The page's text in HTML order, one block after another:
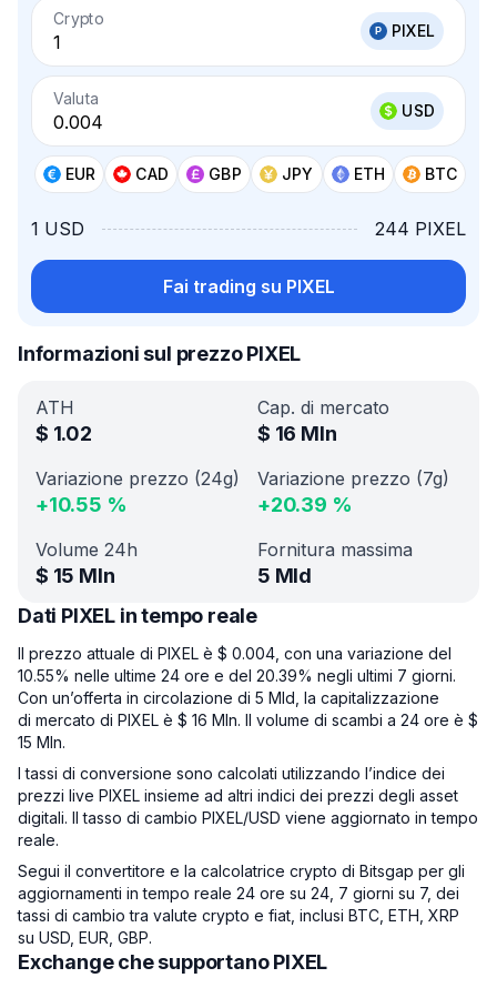
Crypto
PIXEL
Valuta
USD
EUR CAD GBP JPY ETH BTC
1 USD 244 PIXEL
Fai trading su PIXEL
Informazioni sul prezzo PIXEL
ATH
$ 1.02
Cap. di mercato
$ 16 Mln
Variazione prezzo (24g)
+10.55 %
Variazione prezzo (7g)
+20.39 %
Volume 24h
$ 15 Mln
Fornitura massima
5 Mld
Dati PIXEL in tempo reale
Il prezzo attuale di PIXEL è $ 0.004, con una variazione del
10.55% nelle ultime 24 ore e del 20.39% negli ultimi 7 giorni.
Con un’offerta in circolazione di 5 Mld, la capitalizzazione
di mercato di PIXEL è $ 16 Mln. Il volume di scambi a 24 ore è $
15 Mln.
I tassi di conversione sono calcolati utilizzando l’indice dei
prezzi live PIXEL insieme ad altri indici dei prezzi degli asset
digitali. Il tasso di cambio PIXEL/USD viene aggiornato in tempo
reale.
Segui il convertitore e la calcolatrice crypto di Bitsgap per gli
aggiornamenti in tempo reale 24 ore su 24, 7 giorni su 7, dei
tassi di cambio tra valute crypto e fiat, inclusi BTC, ETH, XRP
su USD, EUR, GBP.
Exchange che supportano PIXEL